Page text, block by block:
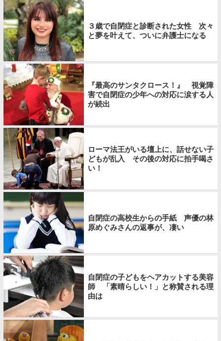
３歳で自閉症と診断された女性 次々
と夢を叶えて、ついに弁護士になる
『最高のサンタクロース！』 視覚障
害で自閉症の少年への対応に涙する人
が続出
ローマ法王がいる壇上に、話せない子
どもが乱入 その後の対応に拍手喝さ
い！
自閉症の高校生からの手紙 声優の林
原めぐみさんの返事が、凄い
自閉症の子どもをヘアカットする美容
師 「素晴らしい！」と称賛される理
由は